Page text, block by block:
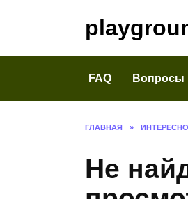
FAQ Вопросы
ГЛАВНАЯ » ИНТЕРЕСНО
Не